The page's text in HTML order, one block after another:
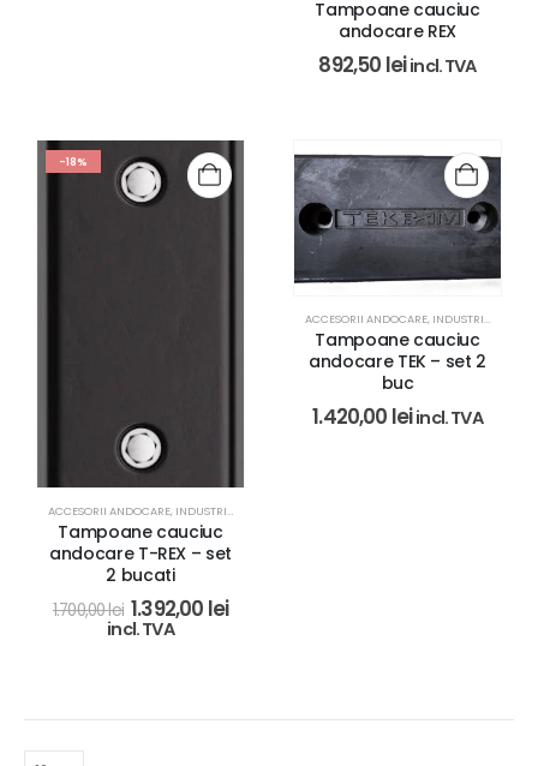
Tampoane cauciuc
andocare REX
892,50 lei incl. TVA
-18%
ACCESORII ANDOCARE, INDUSTRIAL
Tampoane cauciuc
andocare T-REX – set
2 bucati
1.700,00lei 1.392,00 lei
incl. TVA
ACCESORII ANDOCARE, INDUSTRIAL
Tampoane cauciuc
andocare TEK – set 2
buc
1.420,00 leiincl. TVA